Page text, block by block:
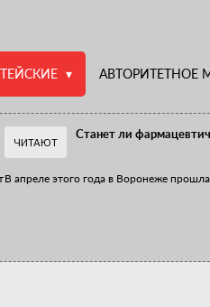
АВТОРИТЕТНОЕ
ЧИТАЮТ
Станет ли
В апреле этого года в Воронеже